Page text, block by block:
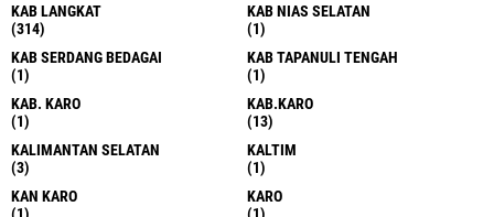
KAB LANGKAT
(314)
KAB NIAS SELATAN
(1)
KAB SERDANG BEDAGAI
(1)
KAB TAPANULI TENGAH
(1)
KAB. KARO
(1)
KAB.KARO
(13)
KALIMANTAN SELATAN
(3)
KALTIM
(1)
KAN KARO
KARO